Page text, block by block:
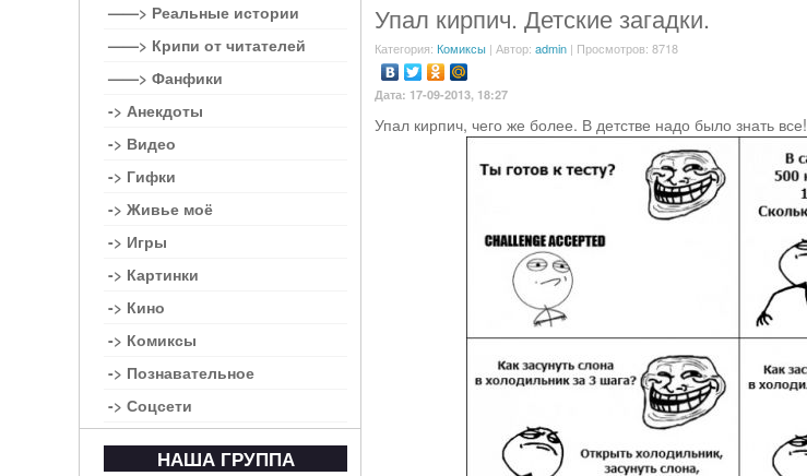
Упал кирпич. Детские загадки.
Категория: Комиксы| Автор: admin| Просмотров: 8718
Дата: 17-09-2013, 18:27
Упал кирпич, чего же более. В детстве надо было знать все!
——> Реальные истории
——> Крипи от читателей
——> Фанфики
-> Анекдоты
-> Видео
-> Гифки
-> Живье моё
-> Игры
-> Картинки
-> Кино
-> Комиксы
-> Познавательное
-> Соцсети
НАША ГРУППА